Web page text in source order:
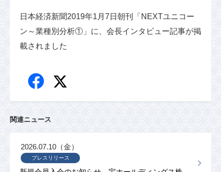
日本経済新聞2019年1月7日朝刊「NEXTユニコー
ン～業種別分析①」に、会長インタビュー記事が掲
載されました
関連ニュース
プレスリリース
2026.07.10（金）